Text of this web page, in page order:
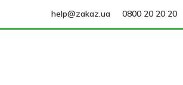
help@zakaz.ua 0800 20 20 20